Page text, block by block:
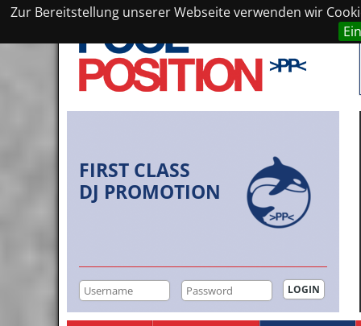
Zur Bereitstellung unserer Webseite verwenden wir
FIRST CLASS
DJ PROMOTION